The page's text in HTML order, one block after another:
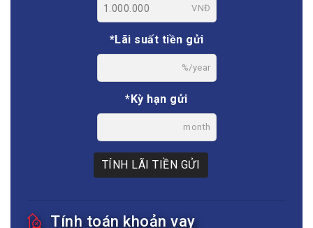
VNĐ
*Lãi suất tiền gửi
%/year
*Kỳ hạn gửi
month
TÍNH LÃI TIỀN GỬI
Tính toán khoản vay